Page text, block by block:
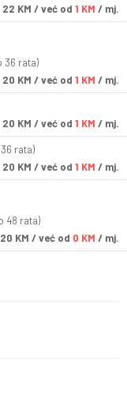
22 KM / već od 1 KM / mj.
36 rata)
20 KM / već od 1 KM / mj.
20 KM / već od 1 KM / mj.
rata)
20 KM / već od 1 KM / mj.
48 rata)
20 KM / već od 0 KM / mj.